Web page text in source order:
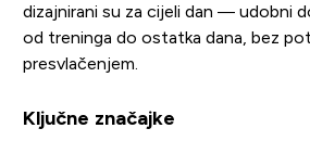
dizajnirani su za cijeli dan — udobni
od treninga do ostatka dana, bez
presvlačenjem.
Ključne značajke